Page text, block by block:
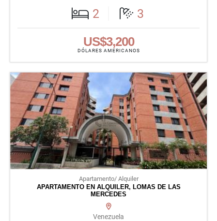
2 3
US$3,200
DÓLARES AMERICANOS
Apartamento/ Alquiler
APARTAMENTO EN ALQUILER, LOMAS DE LAS
MERCEDES
Venezuela